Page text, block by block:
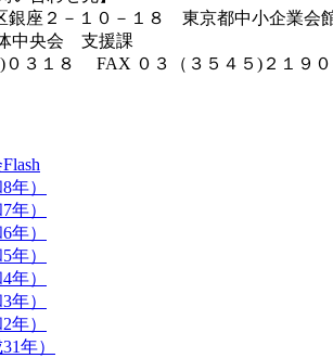
銀座２－１０－１８ 東京都中小企業会
中央会 支援課
０３１８ FAX ０３（３５４５)２１９０
年）
年）
年）
年）
年）
年）
年）
年）